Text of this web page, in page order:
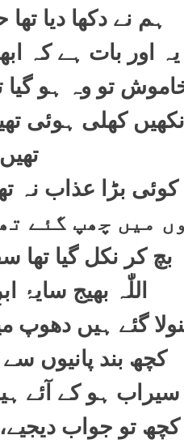
ہم نے دکھا دیا
یہ اور بات ہے کہ
تو وہ ہو
آنکھیں کھلی ہوئی
تھیں
کوئی بڑا عذاب نہ
میں چھپ گئے
بچ کر نکل گیا
اللّٰہ بھیج سایۂ
گئے ہیں دھوپ
کچھ بند پانیوں
سیراب ہو کے آئے
کچھ تو جواب